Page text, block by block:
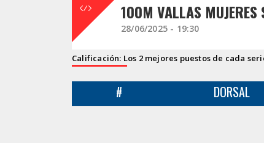
100M VALLAS
28/06/2025 - 19:30
Calificación: Los 2 mejores puestos de cada
# DORSAL